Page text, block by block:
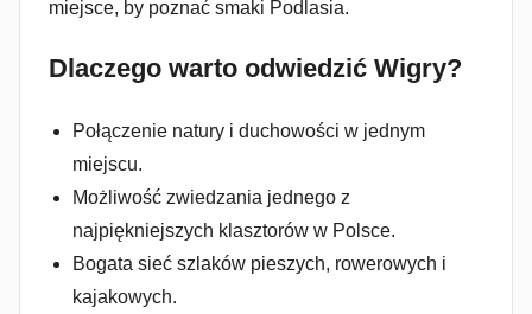
miejsce, by poznać smaki Podlasia.
Dlaczego warto odwiedzić Wigry?
Połączenie natury i duchowości w jednym
miejscu.
Możliwość zwiedzania jednego z
najpiękniejszych klasztorów w Polsce.
Bogata sieć szlaków pieszych, rowerowych i
kajakowych.